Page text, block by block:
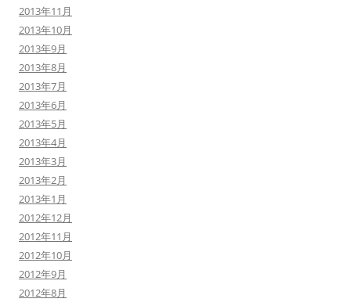
2013年11月
2013年10月
2013年9月
2013年8月
2013年7月
2013年6月
2013年5月
2013年4月
2013年3月
2013年2月
2013年1月
2012年12月
2012年11月
2012年10月
2012年9月
2012年8月